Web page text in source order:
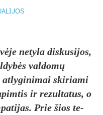
ne­ty­la dis­ku­si­jos,
val­domų
at­ly­gi­ni­mai ski­ria­mi
ir re­zul­ta­tus, o
Prie šios te­